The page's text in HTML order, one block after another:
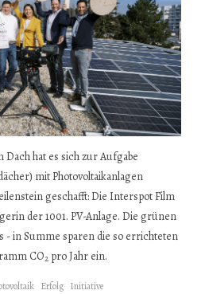
hat es sich zur Aufgabe
mit Photovoltaikanlagen
geschafft: Die Interspot Film
der 1001. PV-Anlage. Die grünen
- in Summe sparen die so errichteten
CO2 pro Jahr ein.
Erfolg Initiative